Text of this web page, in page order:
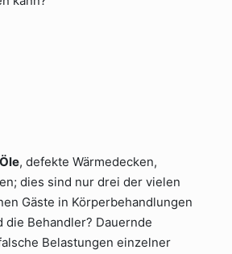
, defekte Wärmedecken,
dies sind nur drei der vielen
Gäste in Körperbehandlungen
die Behandler? Dauernde
Belastungen einzelner